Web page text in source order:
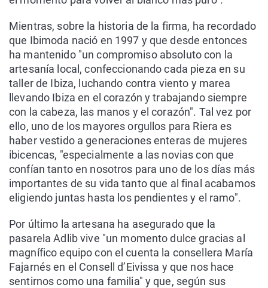
Mientras, sobre la historia de la firma, ha recordado
que Ibimoda nació en 1997 y que desde entonces
ha mantenido "un compromiso absoluto con la
artesanía local, confeccionando cada pieza en su
taller de Ibiza, luchando contra viento y marea
llevando Ibiza en el corazón y trabajando siempre
con la cabeza, las manos y el corazón". Tal vez por
ello, uno de los mayores orgullos para Riera es
haber vestido a generaciones enteras de mujeres
ibicencas, "especialmente a las novias con que
confían tanto en nosotros para uno de los días más
importantes de su vida tanto que al final acabamos
eligiendo juntas hasta los pendientes y el ramo".
Por último la artesana ha asegurado que la
pasarela Adlib vive "un momento dulce gracias al
magnífico equipo con el cuenta la consellera María
Fajarnés en el Consell d’Eivissa y que nos hace
sentirnos como una familia" y que, según sus